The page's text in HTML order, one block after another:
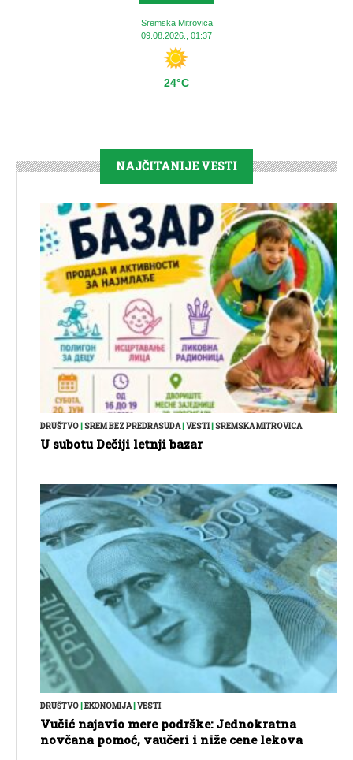
Sremska Mitrovica
09.08.2026., 01:37
24°C
NAJČITANIJE VESTI
DRUŠTVO|SREM BEZ PREDRASUDA|VESTI|SREMSKA MITROVICA
U subotu Dečiji letnji bazar
DRUŠTVO|EKONOMIJA|VESTI
Vučić najavio mere podrške: Jednokratna
novčana pomoć, vaučeri i niže cene lekova